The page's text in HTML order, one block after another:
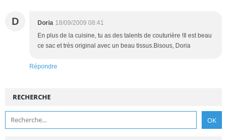
D Doria 18/09/2009 08:41
En plus de la cuisine, tu as des talents de couturière !Il est beau
ce sac et très original avec un beau tissus.Bisous, Doria
Répondre
RECHERCHE